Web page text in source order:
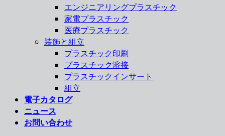
エンジニアリングプラスチック
家電プラスチック
医療プラスチック
装飾と組立
プラスチック印刷
プラスチック溶接
プラスチックインサート
組立
電子カタログ
ニュース
お問い合わせ